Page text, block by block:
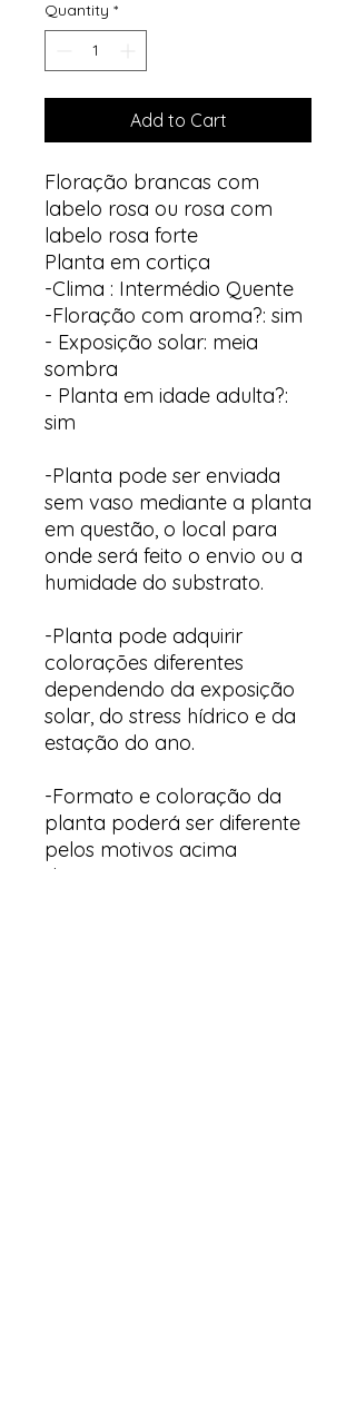
Quantity *
Add to Cart
Floração brancas com
labelo rosa ou rosa com
labelo rosa forte
Planta em cortiça
-Clima : Intermédio Quente
-Floração com aroma?: sim
- Exposição solar: meia
sombra
- Planta em idade adulta?:
sim
-Planta pode ser enviada
sem vaso mediante a planta
em questão, o local para
onde será feito o envio ou a
humidade do substrato.
-Planta pode adquirir
colorações diferentes
dependendo da exposição
solar, do stress hídrico e da
estação do ano.
-Formato e coloração da
planta poderá ser diferente
pelos motivos acima
descritos.